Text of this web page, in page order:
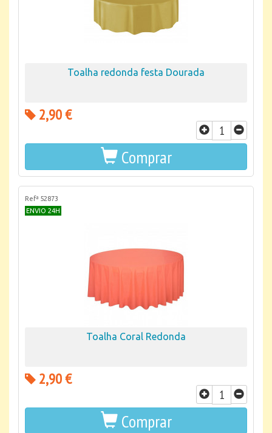
Toalha redonda festa Dourada
2,90 €
Comprar
Refª 52873
ENVIO 24H
Toalha Coral Redonda
2,90 €
Comprar